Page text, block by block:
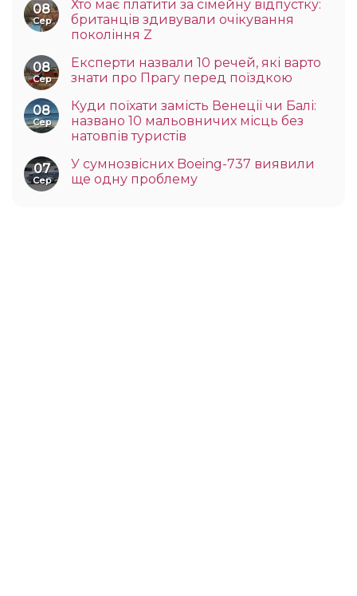
08
Сер
Хто має платити за сімейну відпустку:
британців здивували очікування
покоління Z
08
Сер
Експерти назвали 10 речей, які варто
знати про Прагу перед поїздкою
08
Сер
Куди поїхати замість Венеції чи Балі:
названо 10 мальовничих місць без
натовпів туристів
07
Сер
У сумнозвісних Boeing-737 виявили
ще одну проблему